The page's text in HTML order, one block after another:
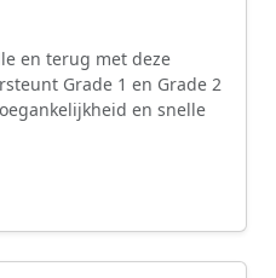
en terug met deze
Grade 1 en Grade 2
en snelle